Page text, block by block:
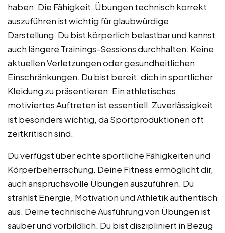
haben. Die Fähigkeit, Übungen technisch korrekt
auszuführen ist wichtig für glaubwürdige
Darstellung. Du bist körperlich belastbar und kannst
auch längere Trainings-Sessions durchhalten. Keine
aktuellen Verletzungen oder gesundheitlichen
Einschränkungen. Du bist bereit, dich in sportlicher
Kleidung zu präsentieren. Ein athletisches,
motiviertes Auftreten ist essentiell. Zuverlässigkeit
ist besonders wichtig, da Sportproduktionen oft
zeitkritisch sind.
Du verfügst über echte sportliche Fähigkeiten und
Körperbeherrschung. Deine Fitness ermöglicht dir,
auch anspruchsvolle Übungen auszuführen. Du
strahlst Energie, Motivation und Athletik authentisch
aus. Deine technische Ausführung von Übungen ist
sauber und vorbildlich. Du bist diszipliniert in Bezug